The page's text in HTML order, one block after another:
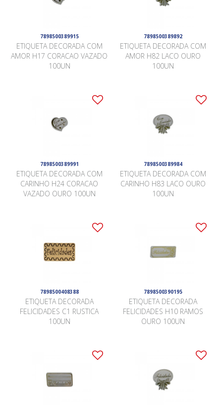
7898500389915
ETIQUETA DECORADA COM
AMOR H17 CORACAO VAZADO
100UN
7898500389892
ETIQUETA DECORADA COM
AMOR H82 LACO OURO
100UN
7898500389991
ETIQUETA DECORADA COM
CARINHO H24 CORACAO
VAZADO OURO 100UN
7898500389984
ETIQUETA DECORADA COM
CARINHO H83 LACO OURO
100UN
7898500408388
ETIQUETA DECORADA
FELICIDADES C1 RUSTICA
100UN
7898500390195
ETIQUETA DECORADA
FELICIDADES H10 RAMOS
OURO 100UN